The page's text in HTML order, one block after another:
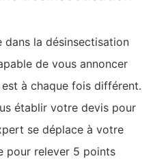
dans la désinsectisation
de vous annoncer
à chaque fois différent.
établir votre devis pour
se déplace à votre
pour relever 5 points